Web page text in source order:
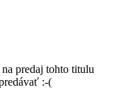
predaj tohto titulu
:-(